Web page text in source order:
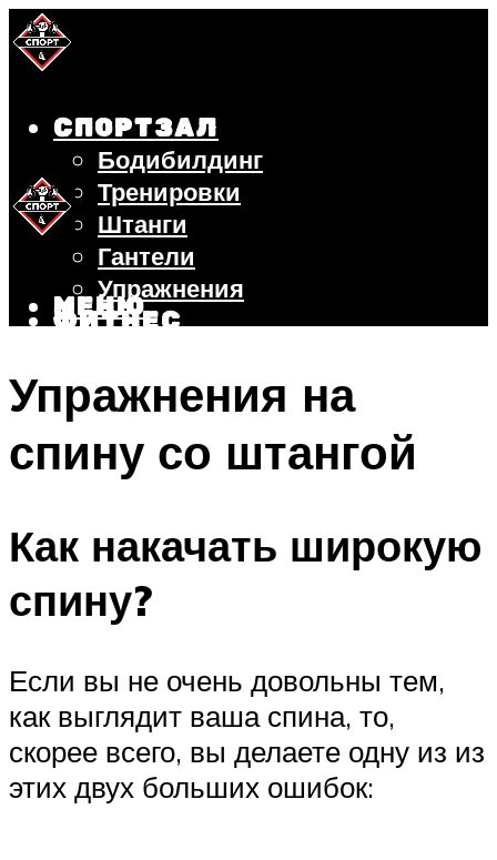
СПОРТЗАЛ
Бодибилдинг
Тренировки
Штанги
Гантели
Упражнения
ФИТНЕС
ВЕЛОСИПЕД
ПОХУДЕНИЕ
МЕНЮ
МЕНЮ
Упражнения на
спину со штангой
Как накачать широкую
спину?
Если вы не очень довольны тем,
как выглядит ваша спина, то,
скорее всего, вы делаете одну из из
этих двух больших ошибок: